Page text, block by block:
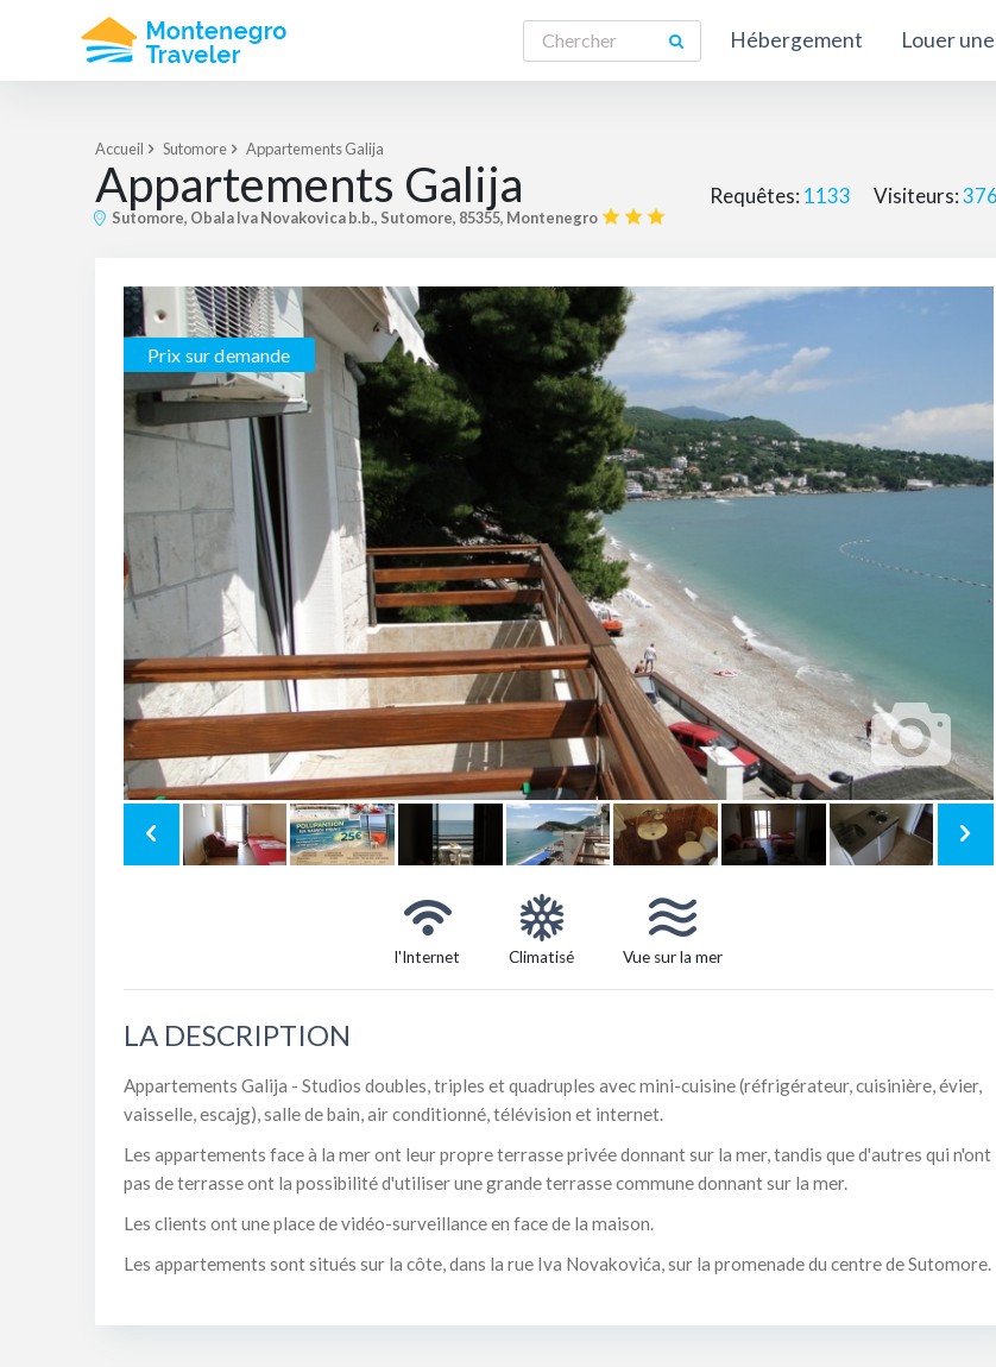
Hébergement Louer
Accueil Sutomore Appartements Galija
Appartements Galija
Sutomore, Obala Iva Novakovica b.b., Sutomore, 85355, Montenegro
Requêtes: 1133 Visiteurs:
Prix ​​sur demande
l'Internet Climatisé Vue sur la mer
LA DESCRIPTION
Appartements Galija - Studios doubles, triples et quadruples avec mini-cuisine (réfrigérateur, cuisinière, évier,
vaisselle, escajg), salle de bain, air conditionné, télévision et internet.
Les appartements face à la mer ont leur propre terrasse privée donnant sur la mer, tandis que d'autres qui n'ont
pas de terrasse ont la possibilité d'utiliser une grande terrasse commune donnant sur la mer.
Les clients ont une place de vidéo-surveillance en face de la maison.
Les appartements sont situés sur la côte, dans la rue Iva Novakovića, sur la promenade du centre de Sutomore.